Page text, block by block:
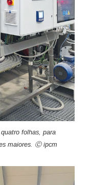
folhas, para
maiores. Ⓒ ipcm